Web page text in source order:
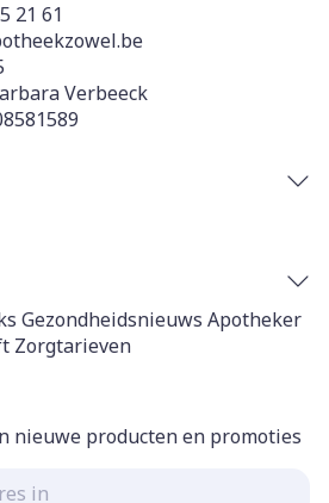
21 61
Verbeeck
Gezondheidsnieuws Apotheker
Zorgtarieven
nieuwe producten en promoties